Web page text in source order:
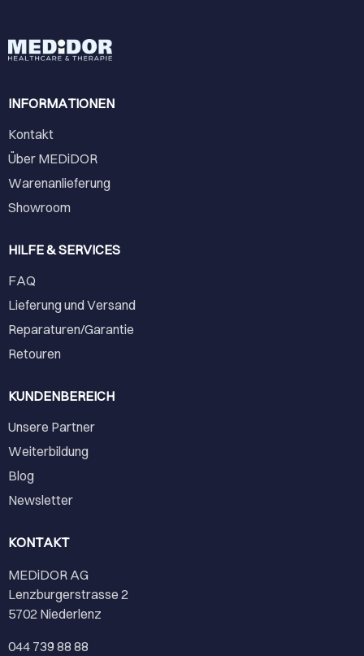
INFORMATIONEN
Kontakt
Über MEDiDOR
Warenanlieferung
Showroom
HILFE & SERVICES
FAQ
Lieferung und Versand
Reparaturen/Garantie
Retouren
KUNDENBEREICH
Unsere Partner
Weiterbildung
Blog
Newsletter
KONTAKT
MEDiDOR AG
Lenzburgerstrasse 2
5702 Niederlenz
044 739 88 88